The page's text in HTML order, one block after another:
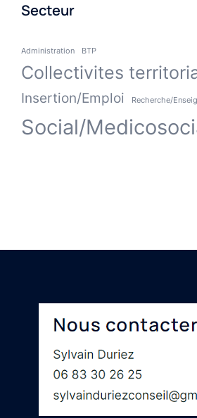
Secteur
Administration BTP
Collectivites
Insertion/Emploi Recherche/
Social/